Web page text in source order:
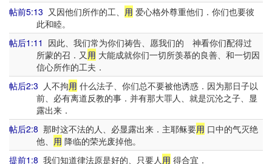
帖前5:13 又因他们所作的工、 用 爱心格外尊重他们．你们也要彼
此和睦。
帖后1:11 因此、我们常为你们祷告、愿我们的 神看你们配得过
所蒙的召．又用 大能成就你们一切所羡慕的良善、和一切因
信心所作的工夫．
帖后2:3 人不拘用 什么法子、你们总不要被他诱惑．因为那日子以
前、必有离道反教的事．并有那大罪人、就是沉沦之子、显
露出来．
帖后2:8 那时这不法的人、必显露出来．主耶稣要用 口中的气灭绝
他、 用 降临的荣光废掉他。
提前1:8 我们知道律法原是好的、只要人用 得合宜．